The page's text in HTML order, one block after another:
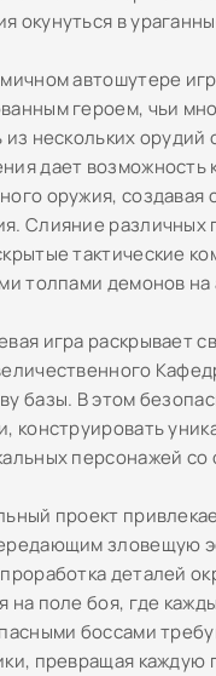
окунуться в
автошутере
героем, чьи
из нескольких
дает возможность
оружия,
Слияние различных
тактические
толпами демонов на
игра раскрывает
базы. В этом
конструировать
персонажей
проект
зловещую
деталей
на поле боя, где
боссами
превращая каждую